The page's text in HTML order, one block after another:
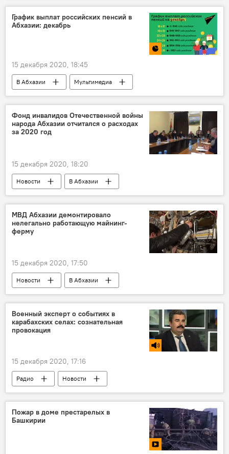
График выплат российских пенсий в
Абхазии: декабрь
15 декабря 2020, 18:45
В Абхазии
Мультимедиа
Инфографика
Фонд инвалидов Отечественной войны
народа Абхазии отчитался о расходах
за 2020 год
15 декабря 2020, 18:20
Новости В Абхазии
МВД Абхазии демонтировало
нелегально работающую майнинг-
ферму
15 декабря 2020, 17:50
Новости
В Абхазии
Майнинг в Абхазии
Военный эксперт о событиях в
карабахских селах: сознательная
провокация
15 декабря 2020, 17:16
Радио Новости
Пожар в доме престарелых в
Башкирии